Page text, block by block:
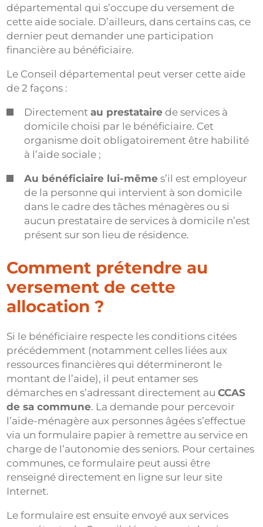
départemental qui s’occupe du versement de
cette aide sociale. D’ailleurs, dans certains cas, ce
dernier peut demander une participation
financière au bénéficiaire.
Le Conseil départemental peut verser cette aide
de 2 façons :
Directementau prestataire de services à
domicile choisi par le bénéficiaire. Cet
organisme doit obligatoirement être habilité
à l’aide sociale ;
Au bénéficiaire lui-même s’il est employeur
de la personne qui intervient à son domicile
dans le cadre des tâches ménagères ou si
aucun prestataire de services à domicile n’est
présent sur son lieu de résidence.
Comment prétendre au
versement de cette
allocation ?
Si le bénéficiaire respecte les conditions citées
précédemment (notamment celles liées aux
ressources financières qui détermineront le
montant de l’aide), il peut entamer ses
démarches en s’adressant directement auCCAS
de sa commune. La demande pour percevoir
l’aide-ménagère aux personnes âgées s’effectue
via un formulaire papier à remettre au service en
charge de l’autonomie des seniors. Pour certaines
communes, ce formulaire peut aussi être
renseigné directement en ligne sur leur site
Internet.
Le formulaire est ensuite envoyé aux services